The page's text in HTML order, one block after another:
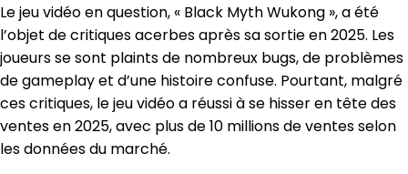
Le jeu vidéo en question, « Black Myth Wukong », a été
l’objet de critiques acerbes après sa sortie en 2025. Les
joueurs se sont plaints de nombreux bugs, de problèmes
de gameplay et d’une histoire confuse. Pourtant, malgré
ces critiques, le jeu vidéo a réussi à se hisser en tête des
ventes en 2025, avec plus de 10 millions de ventes selon
les données du marché.